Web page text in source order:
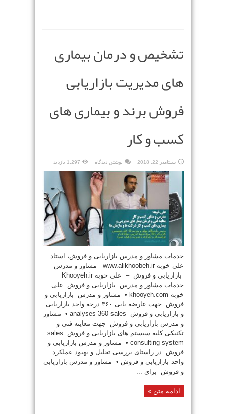
تشخیص و درمان بیماری
های مدیریت بازاریابی
فروش برند و بیماری های
کسب و کار
سپتامبر 22, 2018 نوشتن دیدگاه 1,297 بازدید
خدمات مشاور و مدرس بازاریابی و فروش، استاد
علی خوبه www.alikhoobeh.ir مشاور و مدرس
بازاریابی و فروش – علی خوبه Khooyeh.ir
خدمات مشاور و مدرس بازاریابی و فروش علی
خوبه khooyeh.com • مشاور و مدرس بازاریابی و
فروش جهت عارضه یابی ۳۶۰ درجه واحد بازاریابی
و بازاریابی و فروش analyses 360 sales • مشاور
و مدرس بازاریابی و فروش جهت معاینه فنی و
تکنیکی کلیه سیستم های بازاریابی و فروش sales
consulting system • مشاور و مدرس بازاریابی و
فروش در راستای بررسی تحلیل و بهبود عملکرد
واحد بازاریابی و فروش • مشاور و مدرس بازاریابی
و فروش برای ...
ادامه متن »